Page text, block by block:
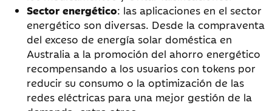
Sector energético: las aplicaciones en el sector
energético son diversas. Desde la compraventa
del exceso de energía solar doméstica en
Australia a la promoción del ahorro energético
recompensando a los usuarios con tokens por
reducir su consumo o la optimización de las
redes eléctricas para una mejor gestión de la